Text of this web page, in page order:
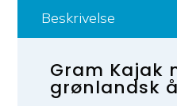
Beskrivelse
Gram Kajak
grønlandsk